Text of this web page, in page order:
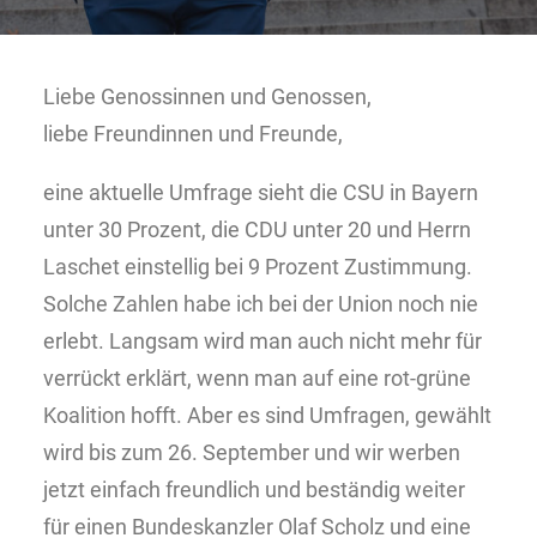
Liebe Genossinnen und Genossen,
liebe Freundinnen und Freunde,
eine aktuelle Umfrage sieht die CSU in Bayern
unter 30 Prozent, die CDU unter 20 und Herrn
Laschet einstellig bei 9 Prozent Zustimmung.
Solche Zahlen habe ich bei der Union noch nie
erlebt. Langsam wird man auch nicht mehr für
verrückt erklärt, wenn man auf eine rot-grüne
Koalition hofft. Aber es sind Umfragen, gewählt
wird bis zum 26. September und wir werben
jetzt einfach freundlich und beständig weiter
für einen Bundeskanzler Olaf Scholz und eine